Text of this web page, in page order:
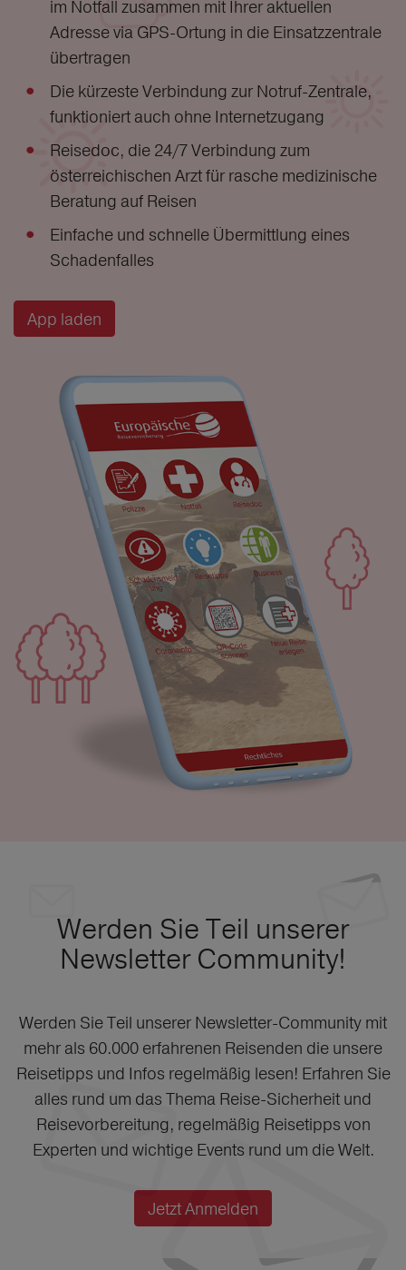
im Notfall zusammen mit Ihrer aktuellen
Adresse via GPS-Ortung in die Einsatzzentrale
übertragen
Die kürzeste Verbindung zur Notruf-Zentrale,
funktioniert auch ohne Internetzugang
Reisedoc, die 24/7 Verbindung zum
österreichischen Arzt für rasche medizinische
Beratung auf Reisen
Einfache und schnelle Übermittlung eines
Schadenfalles
App laden
Werden Sie Teil unserer
Newsletter Community!
Werden Sie Teil unserer Newsletter-Community mit
mehr als 60.000 erfahrenen Reisenden die unsere
Reisetipps und Infos regelmäßig lesen! Erfahren Sie
alles rund um das Thema Reise-Sicherheit und
Reisevorbereitung, regelmäßig Reisetipps von
Experten und wichtige Events rund um die Welt.
Jetzt Anmelden